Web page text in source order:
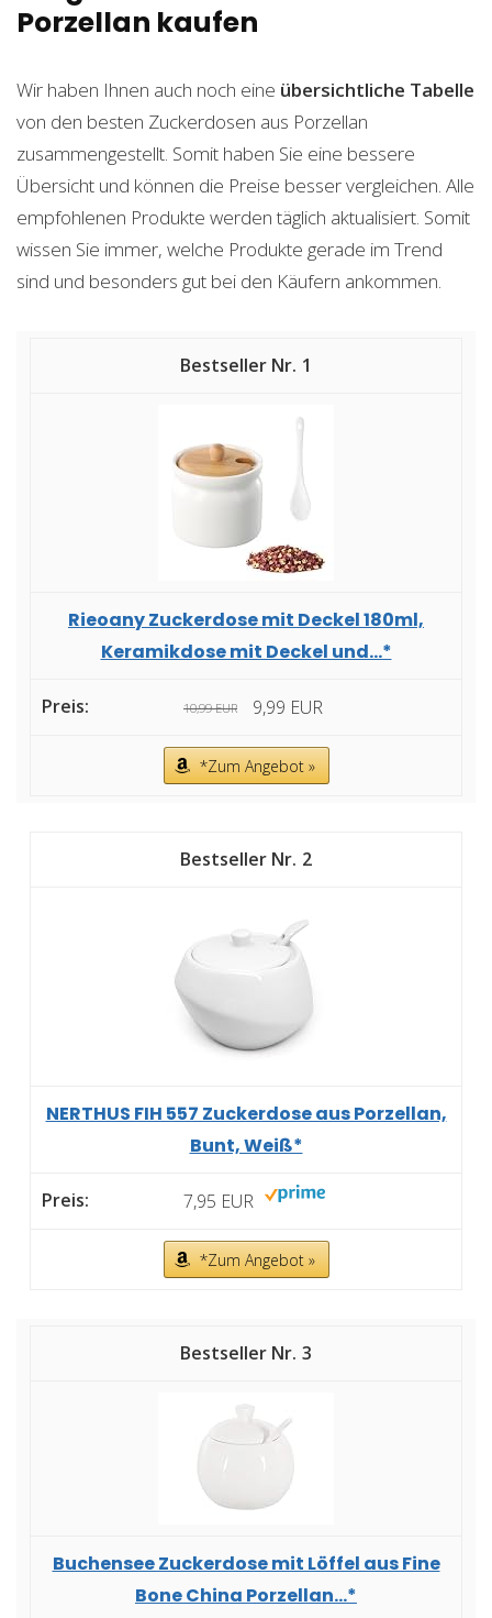
Porzellan kaufen
Wir haben Ihnen auch noch eine übersichtliche Tabelle
von den besten Zuckerdosen aus Porzellan
zusammengestellt. Somit haben Sie eine bessere
Übersicht und können die Preise besser vergleichen. Alle
empfohlenen Produkte werden täglich aktualisiert. Somit
wissen Sie immer, welche Produkte gerade im Trend
sind und besonders gut bei den Käufern ankommen.
1
Rieoany Zuckerdose mit Deckel 180ml,
Keramikdose mit Deckel und...*
10,99 EUR 9,99 EUR
*Zum Angebot »
2
NERTHUS FIH 557 Zuckerdose aus Porzellan,
Bunt, Weiß*
7,95 EUR
*Zum Angebot »
3
Buchensee Zuckerdose mit Löffel aus Fine
Bone China Porzellan...*